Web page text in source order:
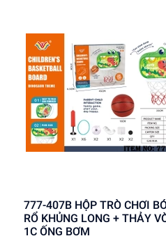
777-407B HỘP TRÒ CHƠI BÓNG
RỔ KHỦNG LONG + THẢY
1C ỐNG BƠM